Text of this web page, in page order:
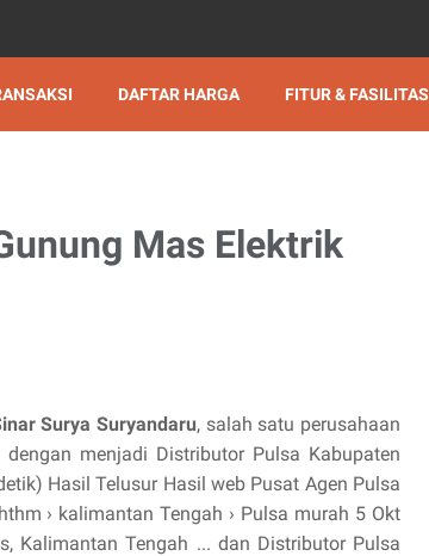
DAFTAR HARGA FITUR & FASILITAS
Mas Elektrik
Surya Suryandaru, salah satu perusahaan
menjadi Distributor Pulsa Kabupaten
Hasil Telusur Hasil web Pusat Agen Pulsa
› kalimantan Tengah › Pulsa murah 5 Okt
Kalimantan Tengah ... dan Distributor Pulsa